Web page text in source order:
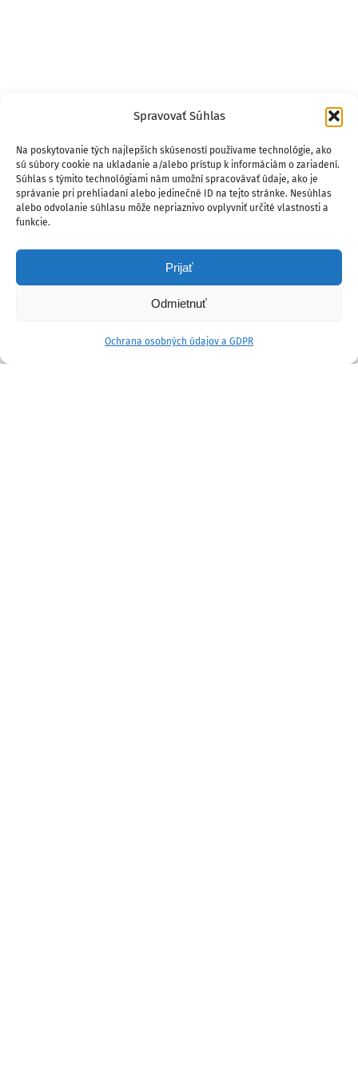
Spravovať Súhlas
Na poskytovanie tých najlepších skúseností používame technológie, ako
sú súbory cookie na ukladanie a/alebo prístup k informáciám o zariadení.
Súhlas s týmito technológiami nám umožní spracovávať údaje, ako je
správanie pri prehliadaní alebo jedinečné ID na tejto stránke. Nesúhlas
alebo odvolanie súhlasu môže nepriaznivo ovplyvniť určité vlastnosti a
funkcie.
Prijať
Odmietnuť
Ochrana osobných údajov a GDPR